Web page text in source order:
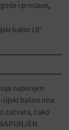
i proslave,
balon 18"
napunjen
lijski balon ima
zatvara, tako